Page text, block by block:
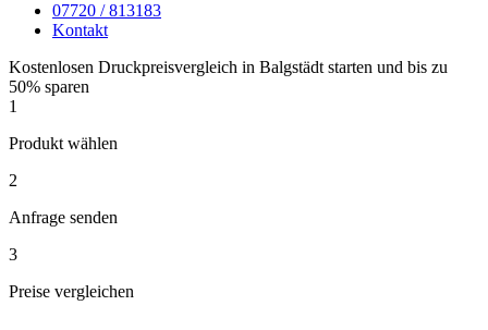
07720 / 813183
Kontakt
Kostenlosen Druckpreisvergleich in Balgstädt starten und bis zu
50% sparen
1
Produkt wählen
2
Anfrage senden
3
Preise vergleichen